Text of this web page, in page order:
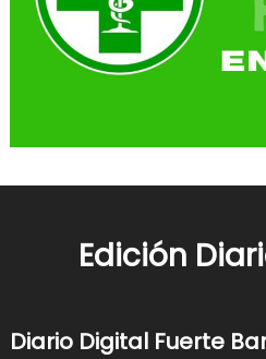
Edición
Diario Digital Fuerte